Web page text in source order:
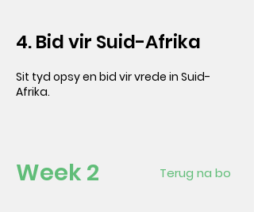
4. Bid vir Suid-Afrika
Sit tyd opsy en bid vir vrede in Suid-
Afrika.
Week 2 Terug na bo